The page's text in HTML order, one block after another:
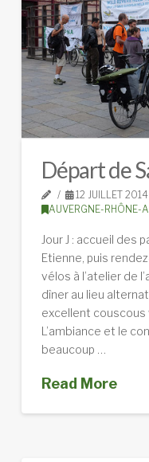
Départ de
12 JUILLET 2014
AUVERGNE-RHÔNE-
Jour J : accueil des
Etienne, puis
vélos à l’atelier de
dîner au lieu
excellent couscous
L’ambiance et le
beaucoup …
Read More